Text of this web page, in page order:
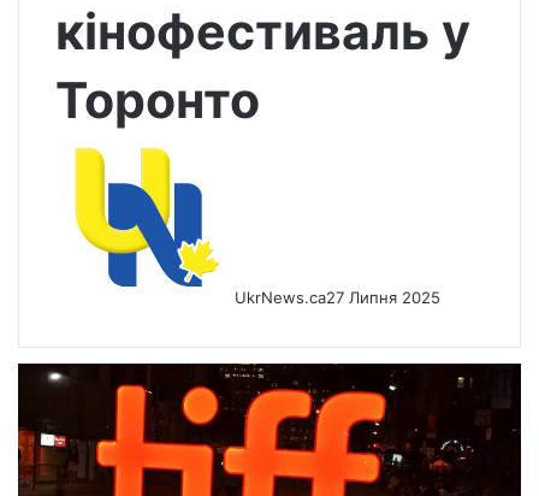
кінофестиваль у
Торонто
UkrNews.ca27 Липня 2025